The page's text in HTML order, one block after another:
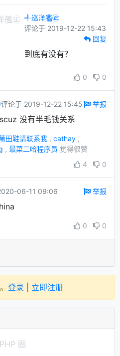
╃巡洋艦㊣
评论于 2019-12-22 15:43
回复
到底有没有？
0 0
评论于 2019-12-22 15:45 举报
没有半毛钱关系
田鞋请联系我 , cathay ,
, 最菜二哈程序员 觉得很赞
4 0
06-11 09:06 举报
0 0
登录 立即注册